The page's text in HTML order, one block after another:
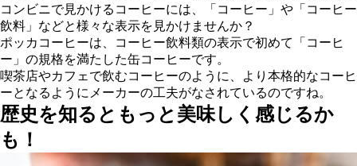
コンビニで見かけるコーヒーには、「コーヒー」や「コーヒー
飲料」などと様々な表示を見かけませんか？
ポッカコーヒーは、コーヒー飲料類の表示で初めて「コーヒ
ー」の規格を満たした缶コーヒーです。
喫茶店やカフェで飲むコーヒーのように、より本格的なコーヒ
ーとなるようにメーカーの工夫がなされているのですね。
歴史を知るともっと美味しく感じるか
も！